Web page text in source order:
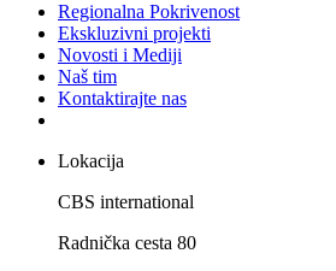
Regionalna Pokrivenost
Ekskluzivni projekti
Novosti i Mediji
Naš tim
Kontaktirajte nas
Lokacija
CBS international
Radnička cesta 80